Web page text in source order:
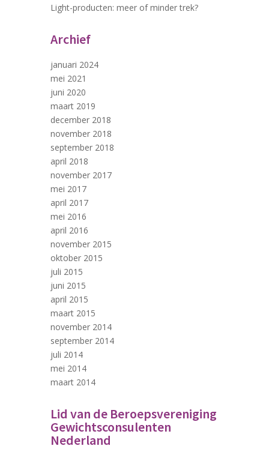
Light-producten: meer of minder trek?
Archief
januari 2024
mei 2021
juni 2020
maart 2019
december 2018
november 2018
september 2018
april 2018
november 2017
mei 2017
april 2017
mei 2016
april 2016
november 2015
oktober 2015
juli 2015
juni 2015
april 2015
maart 2015
november 2014
september 2014
juli 2014
mei 2014
maart 2014
Lid van de Beroepsvereniging
Gewichtsconsulenten
Nederland